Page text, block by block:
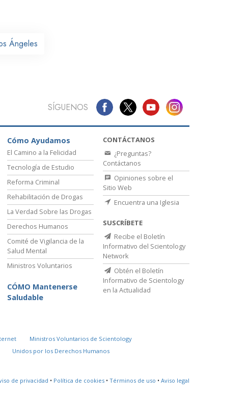
Ángeles
SÍGUENOS
Cómo Ayudamos
El Camino a la Felicidad
Tecnología de Estudio
Reforma Criminal
Rehabilitación de Drogas
La Verdad Sobre las Drogas
Derechos Humanos
Comité de Vigilancia de la
Salud Mental
Ministros Voluntarios
CÓMO Mantenerse
Saludable
CONTÁCTANOS
¿Preguntas?
Contáctanos
Opiniones sobre el
Sitio Web
Encuentra una Iglesia
SUSCRÍBETE
Recibe el Boletín
Informativo del Scientology
Network
Obtén el Boletín
Informativo de Scientology
en la Actualidad
Ministros Voluntarios de Scientology
Unidos por los Derechos Humanos
de privacidad • Política de cookies • Términos de uso • Aviso legal